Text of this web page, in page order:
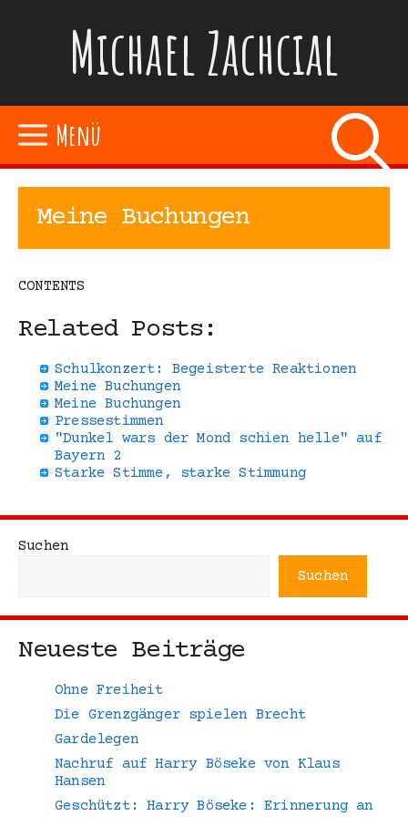
Michael Zachcial
Menü
Meine Buchungen
CONTENTS
Related Posts:
Schulkonzert: Begeisterte Reaktionen
Meine Buchungen
Meine Buchungen
Pressestimmen
"Dunkel wars der Mond schien helle" auf
Bayern 2
Starke Stimme, starke Stimmung
Suchen
Suchen
Neueste Beiträge
Ohne Freiheit
Die Grenzgänger spielen Brecht
Gardelegen
Nachruf auf Harry Böseke von Klaus
Hansen
Geschützt: Harry Böseke: Erinnerung an